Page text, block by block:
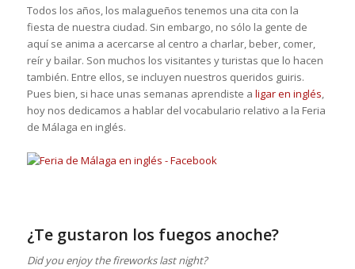
Todos los años, los malagueños tenemos una cita con la
fiesta de nuestra ciudad. Sin embargo, no sólo la gente de
aquí se anima a acercarse al centro a charlar, beber, comer,
reír y bailar. Son muchos los visitantes y turistas que lo hacen
también. Entre ellos, se incluyen nuestros queridos guiris.
Pues bien, si hace unas semanas aprendiste a ligar en inglés,
hoy nos dedicamos a hablar del vocabulario relativo a la Feria
de Málaga en inglés.
¿Te gustaron los fuegos anoche?
Did you enjoy the fireworks last night?